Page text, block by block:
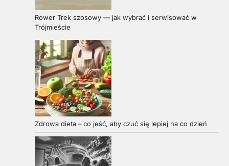
Rower Trek szosowy — jak wybrać i serwisować w
Trójmieście
Zdrowa dieta – co jeść, aby czuć się lepiej na co dzień